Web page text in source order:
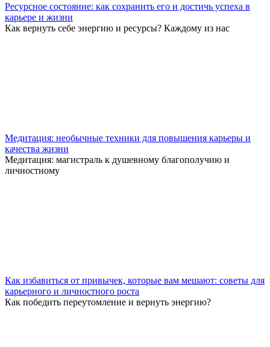
Ресурсное состояние: как сохранить его и достичь успеха в
карьере и жизни
Как вернуть себе энергию и ресурсы? Каждому из нас
Медитация: необычные техники для повышения карьеры и
качества жизни
Медитация: магистраль к душевному благополучию и
личностному
Как избавиться от привычек, которые вам мешают: советы для
карьерного и личностного роста
Как победить переутомление и вернуть энергию?